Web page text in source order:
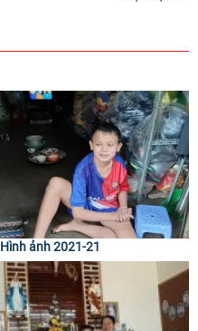
Hình ảnh 2021-21